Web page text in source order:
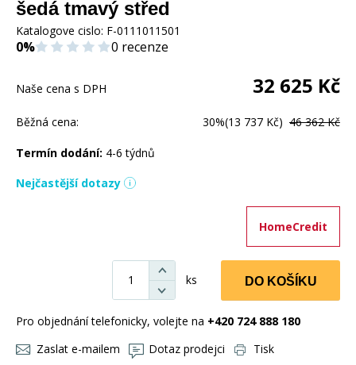
šedá tmavý střed
Katalogove cislo: F-0111011501
0% 0 recenze
Naše cena s DPH 32 625 Kč
Běžná cena: 30%(13 737 Kč) 46 362 Kč
Termín dodání: 4-6 týdnů
Nejčastější dotazy
HomeCredit
ks DO KOŠÍKU
Pro objednání telefonicky, volejte na +420 724 888 180
Zaslat e-mailem
Dotaz prodejci Tisk